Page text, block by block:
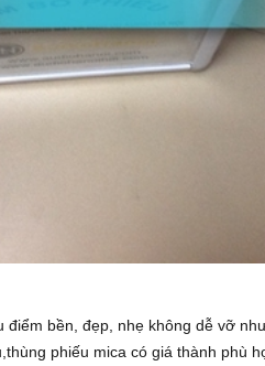
bền, đẹp, nhẹ không dễ vỡ
phiếu mica có giá thành phù